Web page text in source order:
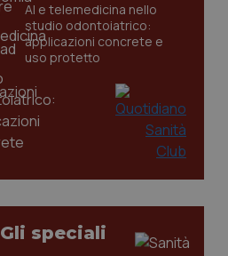
AI e telemedicina nello
studio odontoiatrico:
applicazioni concrete e
uso protetto
Gli speciali